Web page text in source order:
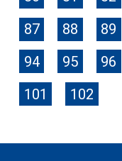
87
88 89
94
95 96
101
102